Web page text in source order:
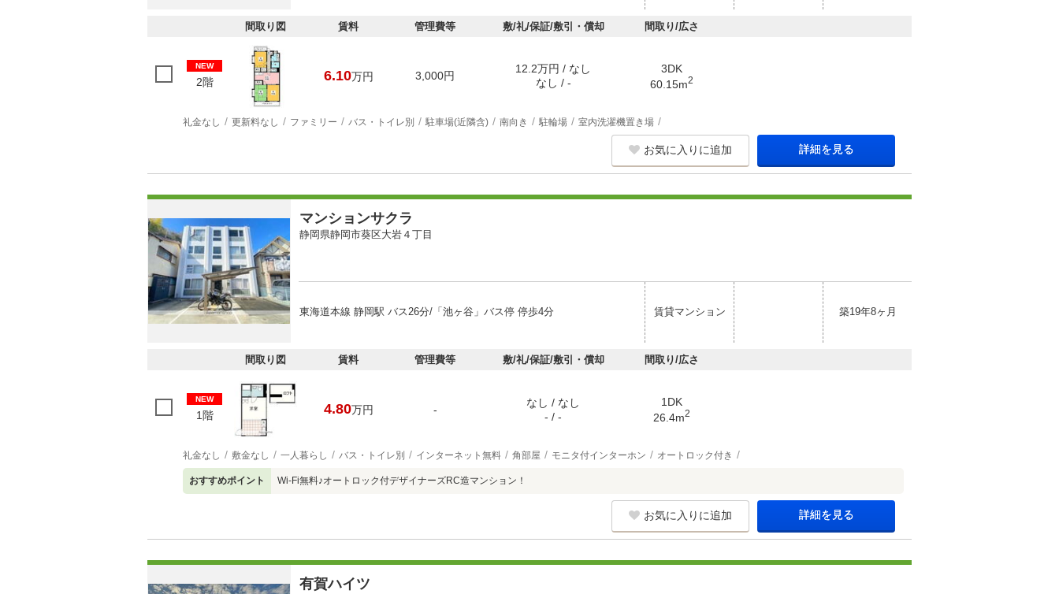
間取り図 賃料 管理費等 敷/礼/保証/敷引・償却 間取り/広さ
NEW
2階 6.10万円 3,000円
12.2万円 / なし
なし / -
3DK
60.15m2
礼金なし 更新料なし ファミリー バス・トイレ別 駐車場(近隣含) 南向き 駐輪場 室内洗濯機置き場
お気に入りに追加 詳細を見る
マンションサクラ
静岡県静岡市葵区大岩４丁目
東海道本線 静岡駅 バス26分/「池ヶ谷」バス停 停歩4分 賃貸マンション 築19年8ヶ月
間取り図 賃料 管理費等 敷/礼/保証/敷引・償却 間取り/広さ
NEW
1階 4.80万円 -
なし / なし
- / -
1DK
26.4m2
礼金なし 敷金なし 一人暮らし バス・トイレ別 インターネット無料 角部屋 モニタ付インターホン オートロック付き
おすすめポイント Wi-Fi無料♪オートロック付デザイナーズRC造マンション！
お気に入りに追加 詳細を見る
有賀ハイツ